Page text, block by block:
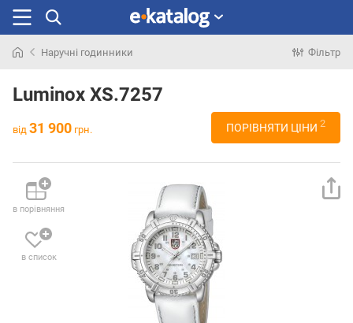
раніше
Наручні годинники Фільтр
Luminox XS.7257
від 31 900 грн. ПОРІВНЯТИ ЦІНИ 2
в порівняння
в список